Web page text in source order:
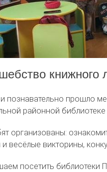
книжного
познавательно прошло
районной
организованы:
и весёлые викторины,
посетить библиотеки